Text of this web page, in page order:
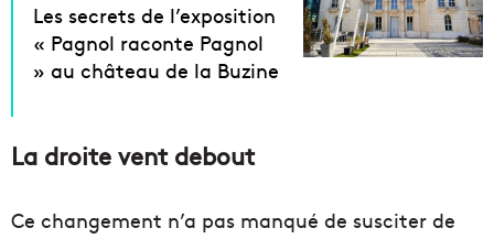
Les secrets de l’exposition
« Pagnol raconte Pagnol
» au château de la Buzine
La droite vent debout
Ce changement n’a pas manqué de susciter de